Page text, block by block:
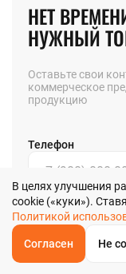
ОБРАТНЫЙ
НЕТ
НУЖНЫЙ
Оставьте свои
коммерческое
продукцию
Телефон
Я даю согласие
Политикой
Главная
В целях улучшения
cookie («куки»).
Политикой
Согласен Не